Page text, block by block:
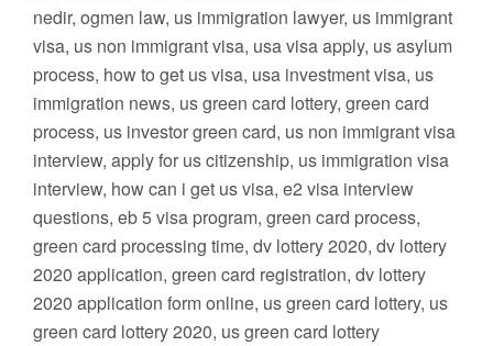
nedir, ogmen law, us immigration lawyer, us immigrant
visa, us non immigrant visa, usa visa apply, us asylum
process, how to get us visa, usa investment visa, us
immigration news, us green card lottery, green card
process, us investor green card, us non immigrant visa
interview, apply for us citizenship, us immigration visa
interview, how can i get us visa, e2 visa interview
questions, eb 5 visa program, green card process,
green card processing time, dv lottery 2020, dv lottery
2020 application, green card registration, dv lottery
2020 application form online, us green card lottery, us
green card lottery 2020, us green card lottery